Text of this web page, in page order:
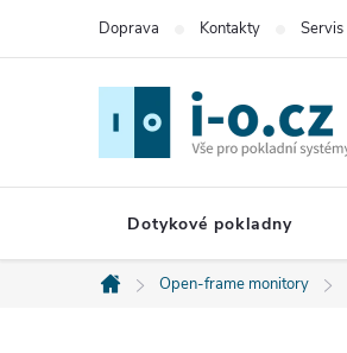
Doprava Kontakty Servis
Dotykové pokladny
Domů
Open-frame monitory